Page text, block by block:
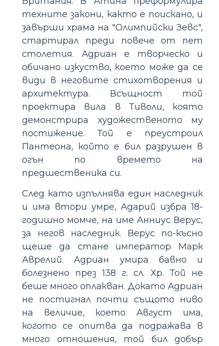
техните закони, както е поискано, и
завърши храма на "Олимпийски Зевс",
стартирал преди повече от пет
столетия. Адриан е творческо и
обичано изкуство, което може да се
види в неговите стихотворения и
архитектура. Всъщност той
проектира вила в Тиволи, която
демонстрира художественото му
постижение. Той е преустроил
Пантеона, който е бил разрушен в
огън по времето на
предшественика си.
След като изпълнява един наследник
и има втори умре, Адарий избра 18-
годишно момче, на име Анниус Верус,
за негов наследник. Верус по-късно
щеше да стане император Марк
Аврелий. Адриан умира бавно и
болезнено през 138 г. сл. Хр. Той не
беше много оплакван. Докато Адриан
не постигнал почти същото ниво
на величие, което Август има,
когото се опитва да подражава в
много отношения, той бил добър